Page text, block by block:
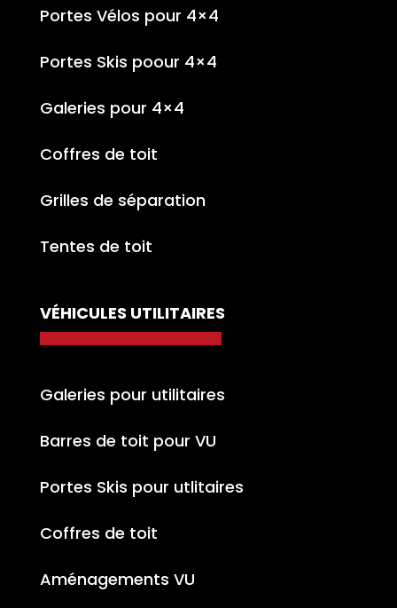
Portes Vélos pour 4×4
Portes Skis poour 4×4
Galeries pour 4×4
Coffres de toit
Grilles de séparation
Tentes de toit
VÉHICULES UTILITAIRES
Galeries pour utilitaires
Barres de toit pour VU
Portes Skis pour utlitaires
Coffres de toit
Aménagements VU